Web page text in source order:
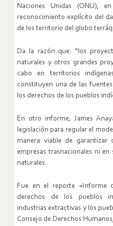
Naciones Unidas (ONU),
reconocimiento explícito del
de los territorio del globo
Da la razón que: “los
naturales y otros grandes
cabo en territorios
constituyen una de las
los derechos de los pueblos
En otro informe, James
legislación para regular el
manera viable de
empresas trasnacionales ni
naturales.
Fue en el reporte «Informe
derechos de los pueblos
industrias extractivas y los
Consejo de Derechos